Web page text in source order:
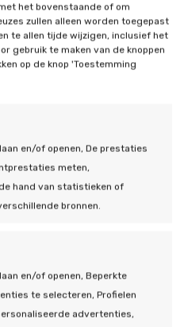
het bovenstaande of om
zullen alleen worden toegepast
te allen tijde wijzigen, inclusief het
gebruik te maken van de knoppen
op de knop 'Toestemming
en/of openen, De prestaties
meten,
hand van statistieken of
bronnen.
en/of openen, Beperkte
te selecteren, Profielen
advertenties,
zonnepanelen
Zoek niet verder, want
hebben we de ervaring en
de installatie van uw